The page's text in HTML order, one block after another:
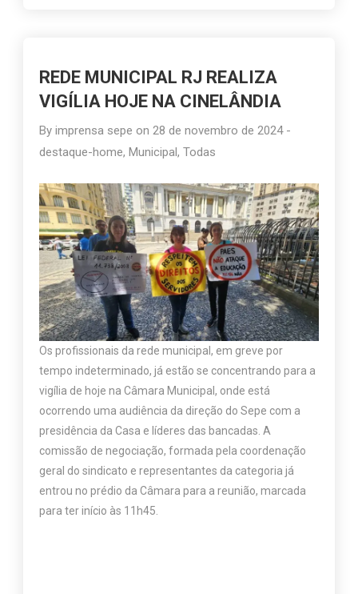
REDE MUNICIPAL RJ REALIZA
VIGÍLIA HOJE NA CINELÂNDIA
Byimprensa sepe on28 de novembro de 2024 -
destaque-home, Municipal,Todas
Os profissionais da rede municipal, em greve por
tempo indeterminado, já estão se concentrando para a
vigília de hoje na Câmara Municipal, onde está
ocorrendo uma audiência da direção do Sepe com a
presidência da Casa e líderes das bancadas. A
comissão de negociação, formada pela coordenação
geral do sindicato e representantes da categoria já
entrou no prédio da Câmara para a reunião, marcada
para ter início às 11h45.